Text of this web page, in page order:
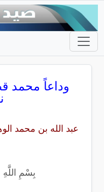
وداعاً محمد
عبد الله بن محمد
بِسْمِ اللَّهِ